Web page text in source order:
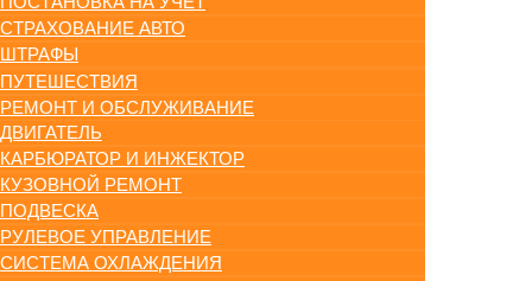
СТРАХОВАНИЕ АВТО
ШТРАФЫ
ПУТЕШЕСТВИЯ
РЕМОНТ И ОБСЛУЖИВАНИЕ
ДВИГАТЕЛЬ
КАРБЮРАТОР И ИНЖЕКТОР
КУЗОВНОЙ РЕМОНТ
ПОДВЕСКА
РУЛЕВОЕ УПРАВЛЕНИЕ
СИСТЕМА ОХЛАЖДЕНИЯ